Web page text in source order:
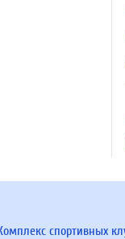
спортивных